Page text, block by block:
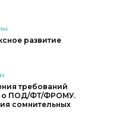
развитие
требований
о ПОД/ФТ/ФРОМУ.
сомнительных